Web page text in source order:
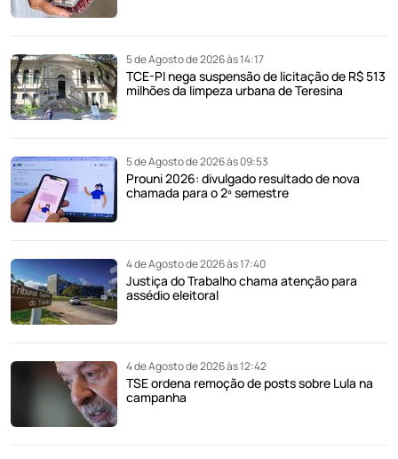
5 de Agosto de 2026 às 14:17
TCE-PI nega suspensão de licitação de R$ 513
milhões da limpeza urbana de Teresina
5 de Agosto de 2026 às 09:53
Prouni 2026: divulgado resultado de nova
chamada para o 2º semestre
4 de Agosto de 2026 às 17:40
Justiça do Trabalho chama atenção para
assédio eleitoral
4 de Agosto de 2026 às 12:42
TSE ordena remoção de posts sobre Lula na
campanha